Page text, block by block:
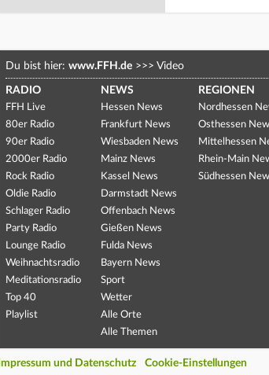
Du bist hier: www.FFH.de >>> Video
RADIO
FFH Live
80er Radio
90er Radio
2000er Radio
Rock Radio
Oldie Radio
Schlager Radio
Party Radio
Lounge Radio
Weihnachtsradio
Meditationsradio
Top 40
Playlist
NEWS
Hessen News
Frankfurt News
Wiesbaden News
Mainz News
Kassel News
Darmstadt News
Offenbach News
Gießen News
Fulda News
Bayern News
Sport
Wetter
Alle Orte
Alle Themen
REGIONEN
Nordhessen
Osthessen
Mittelhessen
Rhein-Main
Südhessen
Impressum und Datenschutz Cookie-Einstellungen